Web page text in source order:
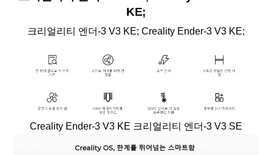
KE;
크리얼리티 엔더-3 V3 KE; Creality Ender-3 V3 KE;
Creality Ender-3 V3 KE 크리얼리티 엔더-3 V3 SE